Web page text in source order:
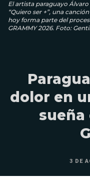
El artista paraguayo
“Quiero ser +”, una
hoy forma parte del
GRAMMY 2026. Foto:
dolor en
sueña
3 DE